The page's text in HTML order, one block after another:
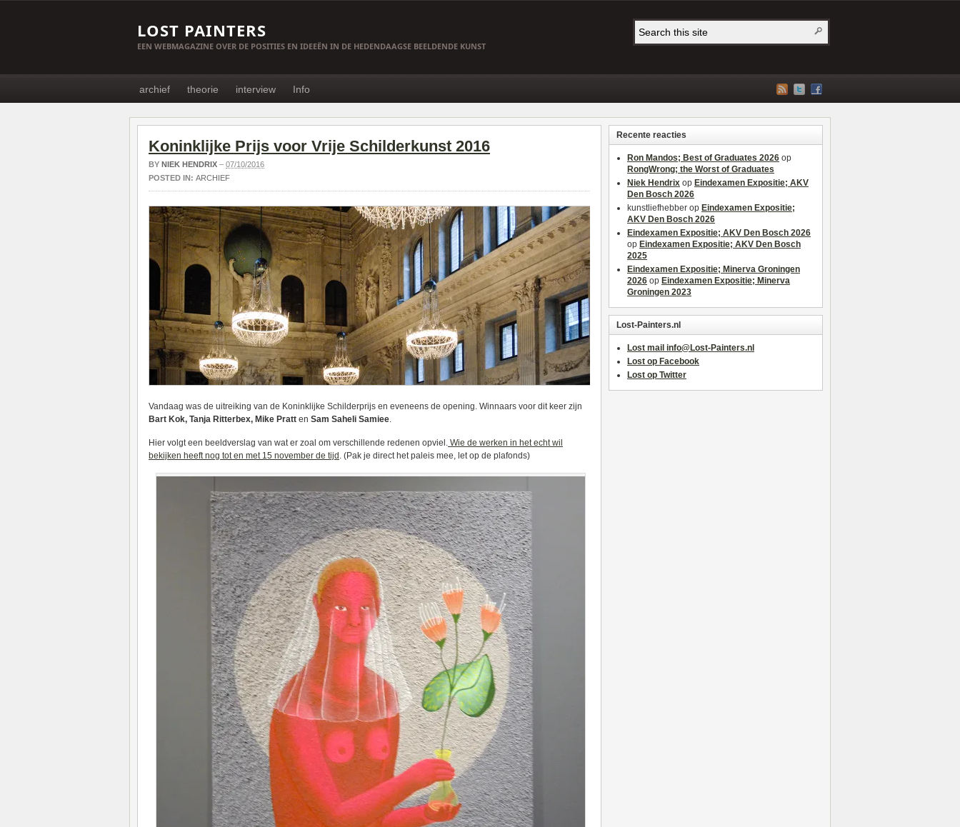
LOST PAINTERS
EEN WEBMAGAZINE OVER DE POSITIES EN IDEEËN IN DE HEDENDAAGSE BEELDENDE KUNST
archief theorie interview Info
Koninklijke Prijs voor Vrije Schilderkunst 2016
BY NIEK HENDRIX – 07/10/2016
POSTED IN: ARCHIEF
Vandaag was de uitreiking van de Koninklijke Schilderprijs en eveneens de opening. Winnaars voor dit keer zijn
Bart Kok, Tanja Ritterbex, Mike Pratt en Sam Saheli Samiee.
Hier volgt een beeldverslag van wat er zoal om verschillende redenen opviel. Wie de werken in het echt wil
bekijken heeft nog tot en met 15 november de tijd . (Pak je direct het paleis mee, let op de plafonds)
Recente reacties
Ron Mandos; Best of Graduates 2026 op
RongWrong; the Worst of Graduates
Niek Hendrix op Eindexamen Expositie; AKV
Den Bosch 2026
kunstliefhebber op Eindexamen Expositie;
AKV Den Bosch 2026
Eindexamen Expositie; AKV Den Bosch 2026
op Eindexamen Expositie; AKV Den Bosch
2025
Eindexamen Expositie; Minerva Groningen
2026 op Eindexamen Expositie; Minerva
Groningen 2023
Lost-Painters.nl
Lost mail info@Lost-Painters.nl
Lost op Facebook
Lost op Twitter